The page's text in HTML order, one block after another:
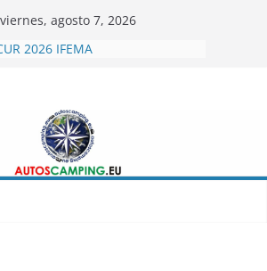
viernes, agosto 7, 2026
2026 IFEMA
CARPENTO 360
del Caravaning Xanadu 2026